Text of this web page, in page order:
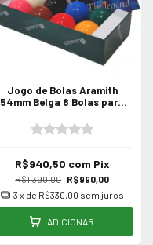
Jogo de Bolas Aramith
54mm Belga 8 Bolas para
R$1.390,00 R$990,00
R$940,50 com Pix
3 x de R$330,00 sem juros
ADICIONAR